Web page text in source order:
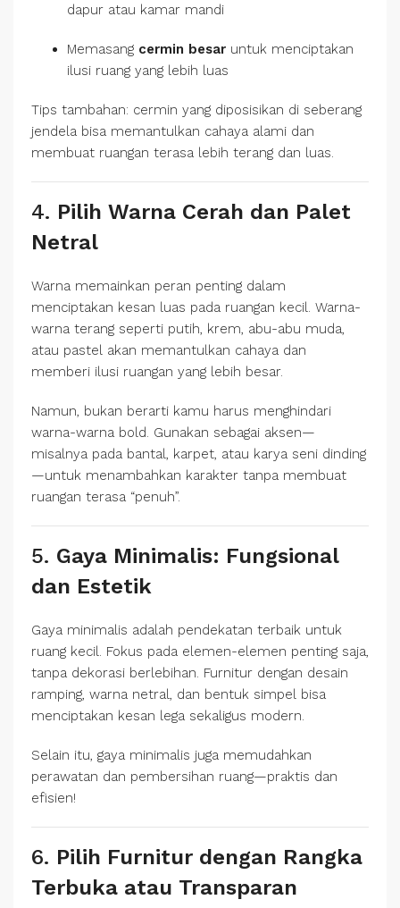
dapur atau kamar mandi
Memasang cermin besar untuk menciptakan
ilusi ruang yang lebih luas
Tips tambahan: cermin yang diposisikan di seberang
jendela bisa memantulkan cahaya alami dan
membuat ruangan terasa lebih terang dan luas.
4. Pilih Warna Cerah dan Palet
Netral
Warna memainkan peran penting dalam
menciptakan kesan luas pada ruangan kecil. Warna-
warna terang seperti putih, krem, abu-abu muda,
atau pastel akan memantulkan cahaya dan
memberi ilusi ruangan yang lebih besar.
Namun, bukan berarti kamu harus menghindari
warna-warna bold. Gunakan sebagai aksen—
misalnya pada bantal, karpet, atau karya seni dinding
—untuk menambahkan karakter tanpa membuat
ruangan terasa “penuh”.
5. Gaya Minimalis: Fungsional
dan Estetik
Gaya minimalis adalah pendekatan terbaik untuk
ruang kecil. Fokus pada elemen-elemen penting saja,
tanpa dekorasi berlebihan. Furnitur dengan desain
ramping, warna netral, dan bentuk simpel bisa
menciptakan kesan lega sekaligus modern.
Selain itu, gaya minimalis juga memudahkan
perawatan dan pembersihan ruang—praktis dan
efisien!
6. Pilih Furnitur dengan Rangka
Terbuka atau Transparan